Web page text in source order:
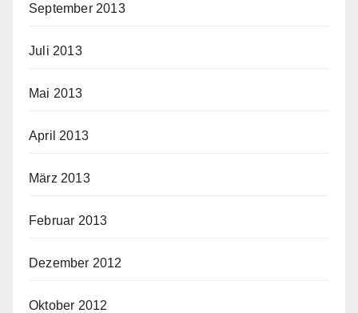
September 2013
Juli 2013
Mai 2013
April 2013
März 2013
Februar 2013
Dezember 2012
Oktober 2012